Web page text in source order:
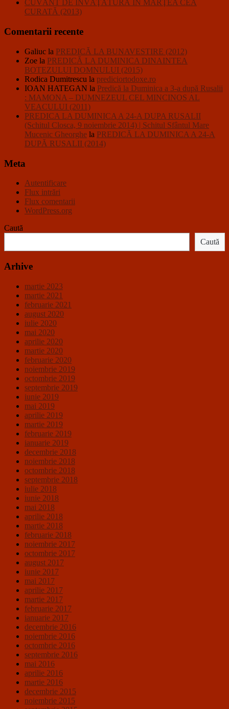
CUVÂNT DE ÎNVĂŢĂTURĂ ÎN MARŢEA CEA
CURATĂ (2013)
Comentarii recente
Galiuc la PREDICĂ LA BUNAVESTIRE (2012)
Zoe la PREDICĂ LA DUMINICA DINAINTEA
BOTEZULUI DOMNULUI (2015)
Rodica Dumitrescu la prediciortodoxe.ro
IOAN HATEGAN la Predică la Duminica a 3-a după Rusalii
: MAMONA – DUMNEZEUL CEL MINCINOS AL
VEACULUI (2011)
PREDICA LA DUMINICA A 24-A DUPA RUSALII
(Schitul Closca, 9 noiembrie 2014) | Schitul Sfântul Mare
Mucenic Gheorghe la PREDICĂ LA DUMINICA A 24-A
DUPĂ RUSALII (2014)
Meta
Autentificare
Flux intrări
Flux comentarii
WordPress.org
Caută
Caută
Arhive
martie 2023
martie 2021
februarie 2021
august 2020
iulie 2020
mai 2020
aprilie 2020
martie 2020
februarie 2020
noiembrie 2019
octombrie 2019
septembrie 2019
iunie 2019
mai 2019
aprilie 2019
martie 2019
februarie 2019
ianuarie 2019
decembrie 2018
noiembrie 2018
octombrie 2018
septembrie 2018
iulie 2018
iunie 2018
mai 2018
aprilie 2018
martie 2018
februarie 2018
noiembrie 2017
octombrie 2017
august 2017
iunie 2017
mai 2017
aprilie 2017
martie 2017
februarie 2017
ianuarie 2017
decembrie 2016
noiembrie 2016
octombrie 2016
septembrie 2016
mai 2016
aprilie 2016
martie 2016
decembrie 2015
noiembrie 2015